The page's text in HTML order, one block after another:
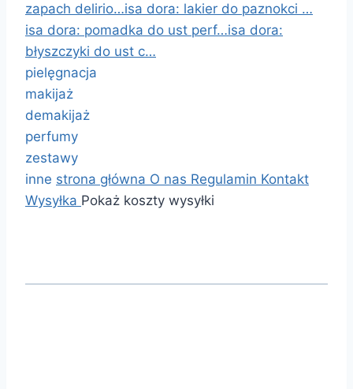
zapach delirio…isa dora: lakier do paznokci …
isa dora: pomadka do ust perf…isa dora:
błyszczyki do ust c…
pielęgnacja
makijaż
demakijaż
perfumy
zestawy
inne strona główna O nas Regulamin Kontakt
Wysyłka Pokaż koszty wysyłki